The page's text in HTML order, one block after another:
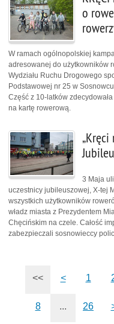
o
W ramach ogólnopolskiej
adresowanej do użytkowników
Wydziału Ruchu Drogowego
Podstawowej nr 25 w
Część z 10-latków
na kartę rowerową.
„Kręci
3 Maja
uczestnicy jubileuszowej, X-tej
wszystkich użytkowników
władz miasta z Prezydentem
Chęcińskim na czele. Całość
zabezpieczali sosnowieccy
<< < 1
8 ... 26